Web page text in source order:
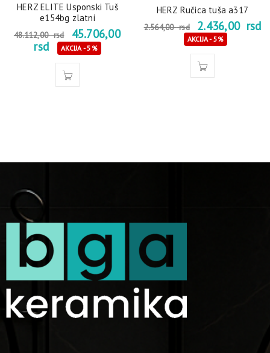
HERZ ELITE Usponski Tuš
e154bg zlatni
48.112,00rsd
45.706,00
rsd
AKCIJA - 5%
HERZ Ručica tuša a317
2.564,00rsd 2.436,00 rsd
AKCIJA - 5%